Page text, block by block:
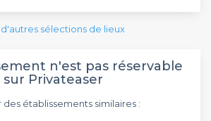
sélections de lieux
n'est pas réservable
sur Privateaser
des établissements similaires :